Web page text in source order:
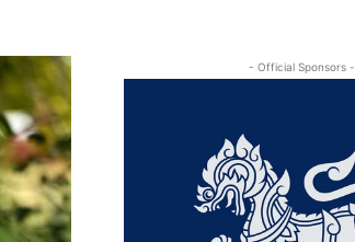
- Official Sponsors -